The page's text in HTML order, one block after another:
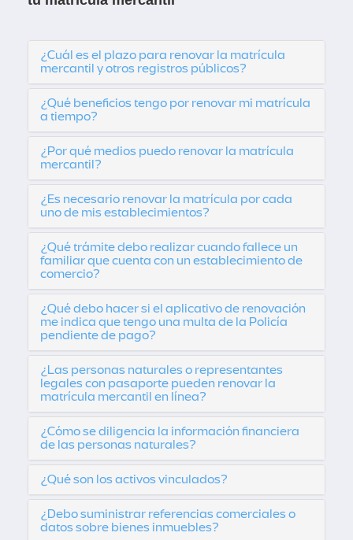
¿Cuál es el plazo para renovar la matrícula
mercantil y otros registros públicos?
¿Qué beneficios tengo por renovar mi matrícula
a tiempo?
¿Por qué medios puedo renovar la matrícula
mercantil?
¿Es necesario renovar la matrícula por cada
uno de mis establecimientos?
¿Qué trámite debo realizar cuando fallece un
familiar que cuenta con un establecimiento de
comercio?
¿Qué debo hacer si el aplicativo de renovación
me indica que tengo una multa de la Policía
pendiente de pago?
¿Las personas naturales o representantes
legales con pasaporte pueden renovar la
matrícula mercantil en línea?
¿Cómo se diligencia la información financiera
de las personas naturales?
¿Qué son los activos vinculados?
¿Debo suministrar referencias comerciales o
datos sobre bienes inmuebles?